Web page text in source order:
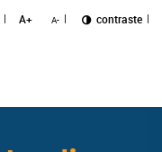
A+ A- Changer le
contraste